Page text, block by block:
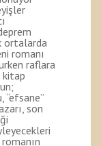
ortalarda
romanı
raflara
kitap
“efsane”
son